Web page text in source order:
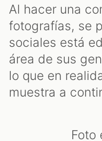
Al hacer una
fotografías, se
sociales está
área de sus
lo que en
muestra a
Foto